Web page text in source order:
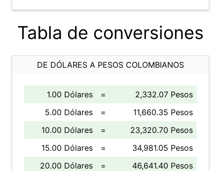
Tabla de conversiones
DE DÓLARES A PESOS COLOMBIANOS
1.00 Dólares =
2,332.07 Pesos
5.00 Dólares
=
11,660.35 Pesos
10.00 Dólares
=
23,320.70 Pesos
15.00 Dólares
=
34,981.05 Pesos
20.00 Dólares
=
46,641.40 Pesos